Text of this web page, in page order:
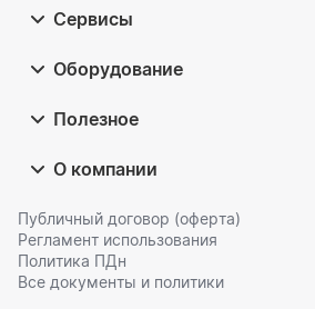
Сервисы
Оборудование
Полезное
О компании
Публичный договор (оферта)
Регламент использования
Политика ПДн
Все документы и политики